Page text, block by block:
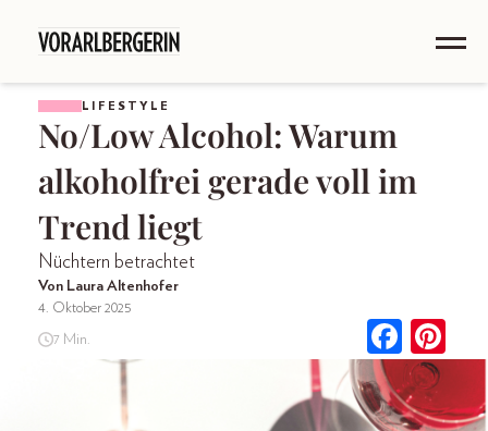
LIFESTYLE
No/Low Alcohol: Warum
alkoholfrei gerade voll im
Trend liegt
Nüchtern betrachtet
Von Laura Altenhofer
4. Oktober 2025
7 Min.